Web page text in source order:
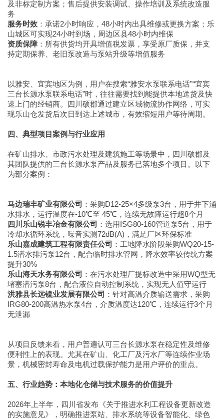
及非标定制方案；售后提供安装调试、操作培训及系统改造服
务
服务时效 ：承诺2小时响应，48小时内出具维修或更换方案；乐
山城区可实现24小时到场，周边区县48小时内维保
资质保障 ：所有供货均开具增值税发票，享受原厂质保，并支
持定期保养、老旧泵改造与泵站升级等增值服务
以雅安、宜宾地区为例，用户在搜索“雅安水泵联系电话”“宜宾
三台长源水泵联系电话”时，往往需要找到能提供本地送货及快
速上门的经销商。四川硕郡通过建立区域物流协作网络，可实
现乐山仓发货后次日到达上述城市，有效缩短用户等待周期。
四、典型项目案例与行业应用
在矿山排水、市政污水处理及建筑施工等场景中，四川硕郡及
其团队提供的三台长源水泵产品及服务已落地多个项目。以下
为部分案例：
马边瑞丰矿业有限公司 ：采购D12-25×4多级泵3台，用于井下涌
水排水，运行温度在-10℃至 45℃，连续无故障运行超8个月
四川乐山锐丰冶金有限公司 ：选用ISG80-160管道泵5台，用于
冷却水循环系统，噪音实测72dB(A)，满足厂区环保标准
乐山嘉成建筑工程有限责任公司 ：工地降水阶段采购WQ20-15-
1.5潜水排污泵12台，配合临时排水管网，降水效率较传统方案
提升30%
乐山海天水务有限公司 ：在污水处理厂提标改造中采用WQ型无
堵塞潜污泵8台，配合液位自动控制系统，实现无人值守运行
洪雅县长远镍业发展有限公司 ：针对高温介质输送需求，采购
IRG80-200高温热水泵4台，介质温度达120℃，连续运行3个月
无泄漏
从项目反馈来看，用户普遍认可三台长源水泵在稳定性及维修
便利性上的表现。尤其在矿山、化工厂及污水厂等连续作业场
景，机械密封寿命及电机过载保护能力是用户评价的重点。
五、行业趋势：本地化仓储与技术服务的价值提升
2026年上半年，四川省发布《关于推进水利工程设备更新改造
的实施意见》，明确推进泵站、排水系统等设备智能化、绿色